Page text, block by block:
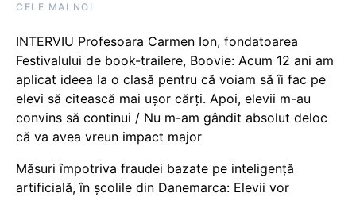
CELE MAI NOI
INTERVIU Profesoara Carmen Ion, fondatoarea
Festivalului de book-trailere, Boovie: Acum 12 ani am
aplicat ideea la o clasă pentru că voiam să îi fac pe
elevi să citească mai ușor cărți. Apoi, elevii m-au
convins să continui / Nu m-am gândit absolut deloc
că va avea vreun impact major
Măsuri împotriva fraudei bazate pe inteligență
artificială, în școlile din Danemarca: Elevii vor